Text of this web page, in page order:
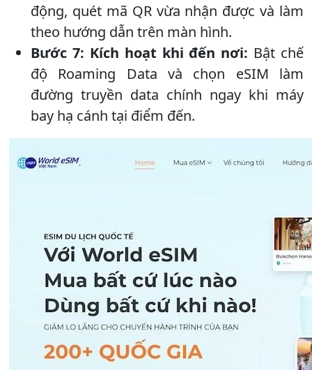
động, quét mã QR vừa nhận được và làm
theo hướng dẫn trên màn hình.
Bước 7: Kích hoạt khi đến nơi: Bật chế
độ Roaming Data và chọn eSIM làm
đường truyền data chính ngay khi máy
bay hạ cánh tại điểm đến.